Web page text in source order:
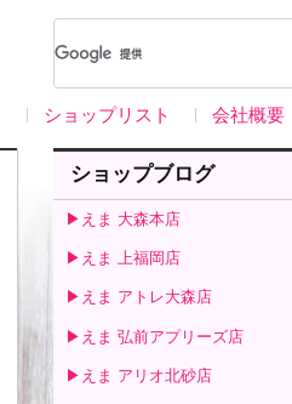
ショップリスト 会社概要
ショップブログ
▶えま 大森本店
▶えま 上福岡店
▶えま アトレ大森店
▶えま 弘前アプリーズ店
▶えま アリオ北砂店